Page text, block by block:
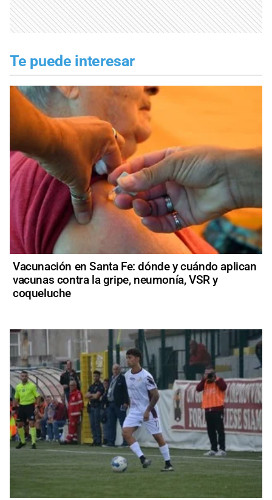
Te puede interesar
Vacunación en Santa Fe: dónde y cuándo aplican
vacunas contra la gripe, neumonía, VSR y
coqueluche